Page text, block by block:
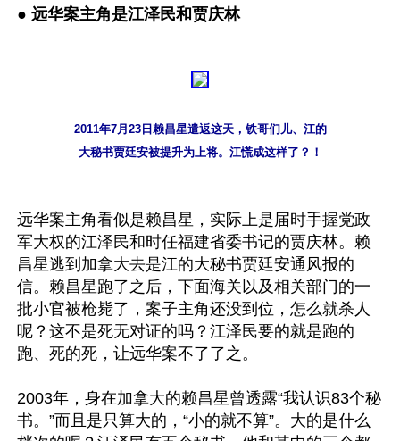
● 远华案主角是江泽民和贾庆林
2011年7月23日赖昌星遣返这天，铁哥们儿、江的
大秘书贾廷安被提升为上将。江慌成这样了？！
远华案主角看似是赖昌星，实际上是届时手握党政
军大权的江泽民和时任福建省委书记的贾庆林。赖
昌星逃到加拿大去是江的大秘书贾廷安通风报的
信。赖昌星跑了之后，下面海关以及相关部门的一
批小官被枪毙了，案子主角还没到位，怎么就杀人
呢？这不是死无对证的吗？江泽民要的就是跑的
跑、死的死，让远华案不了了之。
2003年，身在加拿大的赖昌星曾透露“我认识83个秘
书。”而且是只算大的，“小的就不算”。大的是什么